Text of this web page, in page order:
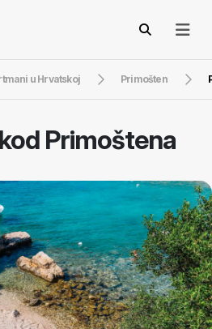
u Hrvatskoj Primošten
Primoštena